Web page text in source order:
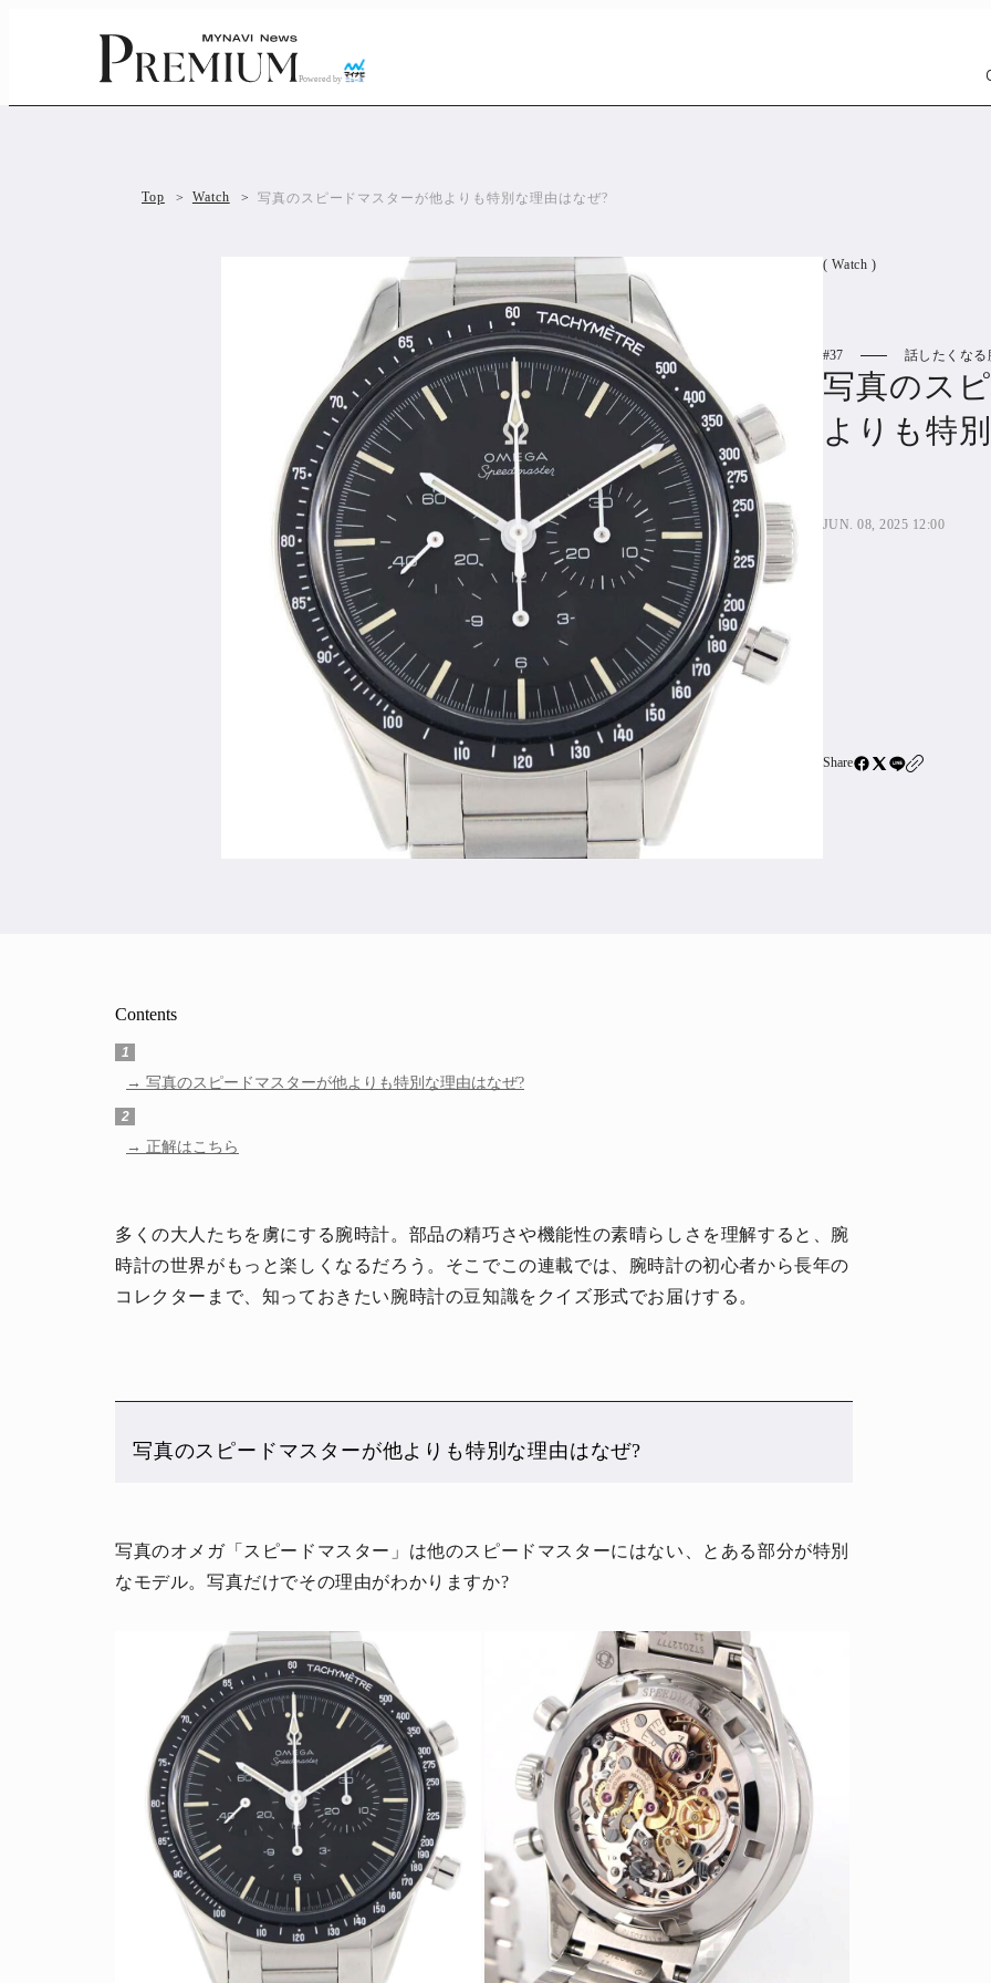
Powered by
Car1298
住宅ロー
Series
Top Watch 写真のスピードマスターが他よりも特別な理由はなぜ?
( Watch )
37 話したくなる
写真のス
よりも特
JUN. 08, 2025 12:00
Share
Contents
1
写真のスピードマスターが他よりも特別な理由はなぜ?
2
正解はこちら
多くの大人たちを虜にする腕時計。部品の精巧さや機能性の素晴らしさを理解すると、腕
時計の世界がもっと楽しくなるだろう。そこでこの連載では、腕時計の初心者から長年の
コレクターまで、知っておきたい腕時計の豆知識をクイズ形式でお届けする。
写真のスピードマスターが他よりも特別な理由はなぜ?
写真のオメガ「スピードマスター」は他のスピードマスターにはない、とある部分が特別
なモデル。写真だけでその理由がわかりますか?